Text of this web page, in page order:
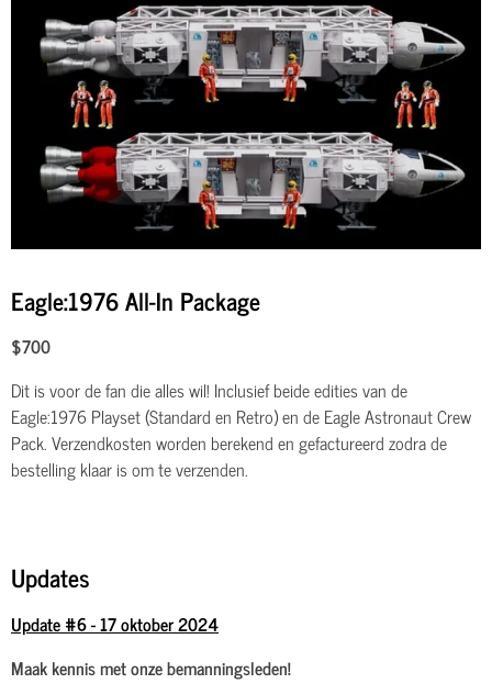
Eagle:1976 All-In Package
$700
Dit is voor de fan die alles wil! Inclusief beide edities van de
Eagle:1976 Playset (Standard en Retro) en de Eagle Astronaut Crew
Pack. Verzendkosten worden berekend en gefactureerd zodra de
bestelling klaar is om te verzenden.
Updates
Update #6 - 17 oktober 2024
Maak kennis met onze bemanningsleden!